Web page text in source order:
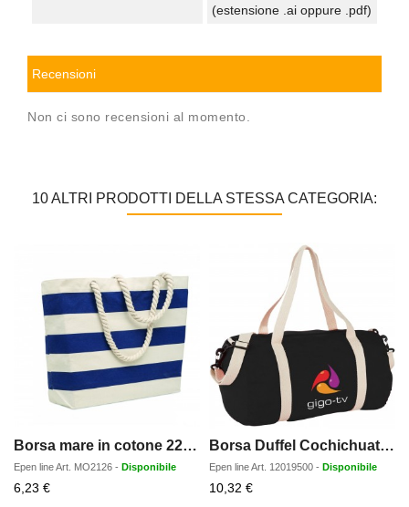
(estensione .ai oppure .pdf)
Recensioni
Non ci sono recensioni al momento.
10 ALTRI PRODOTTI DELLA STESSA CATEGORIA:
Borsa mare in cotone 220 gr/m²
Epen lineArt. MO2126 - Disponibile
6,23 €Prezzo
Borsa Duffel Cochichuate - 25L
Epen lineArt. 12019500 - Disponibile
10,32 €Prezzo